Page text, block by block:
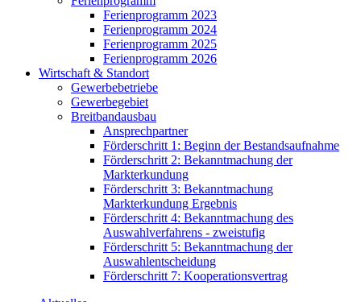
Ferienprogramm 2023
Ferienprogramm 2024
Ferienprogramm 2025
Ferienprogramm 2026
Wirtschaft & Standort
Gewerbebetriebe
Gewerbegebiet
Breitbandausbau
Ansprechpartner
Förderschritt 1: Beginn der Bestandsaufnahme
Förderschritt 2: Bekanntmachung der
Markterkundung
Förderschritt 3: Bekanntmachung
Markterkundung Ergebnis
Förderschritt 4: Bekanntmachung des
Auswahlverfahrens - zweistufig
Förderschritt 5: Bekanntmachung der
Auswahlentscheidung
Förderschritt 7: Kooperationsvertrag